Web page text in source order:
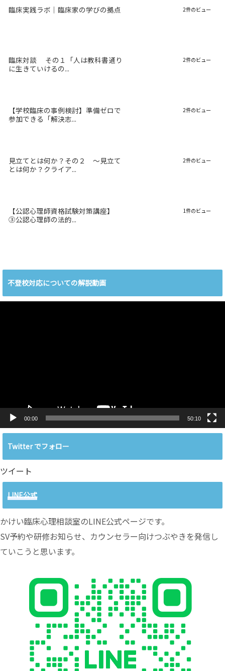
臨床実践ラボ｜臨床家の学びの拠点 2件のビュー
臨床対談 その１「人は教科書通り
に生きていけるの...
2件のビュー
【学校臨床の事例検討】準備ゼロで
参加できる「解決志...
2件のビュー
見立てとは何か？その２ 〜見立て
とは何か？クライア...
2件のビュー
【公認心理師資格試験対策講座】
③公認心理師の法的...
1件のビュー
不登校対応についての解説動画
00:00 50:10
Twitter でフォロー
ツイート
LINE公式
かけい臨床心理相談室のLINE公式ページです。
SV予約や研修お知らせ、カウンセラー向けつぶやきを発信し
ていこうと思います。